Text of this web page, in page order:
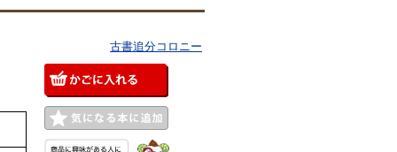
古書追分コロニー